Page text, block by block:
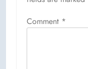
Comment *